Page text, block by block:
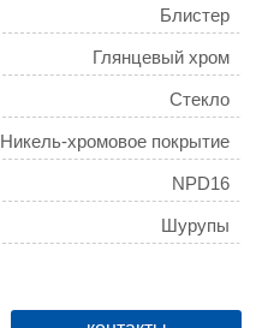
Блистер
Глянцевый хром
Стекло
Никель-хромовое покрытие
придает высокую влаго- и
износостойкость, что
обеспечивает долгий срок
службы изделия.
NPD16
Шурупы